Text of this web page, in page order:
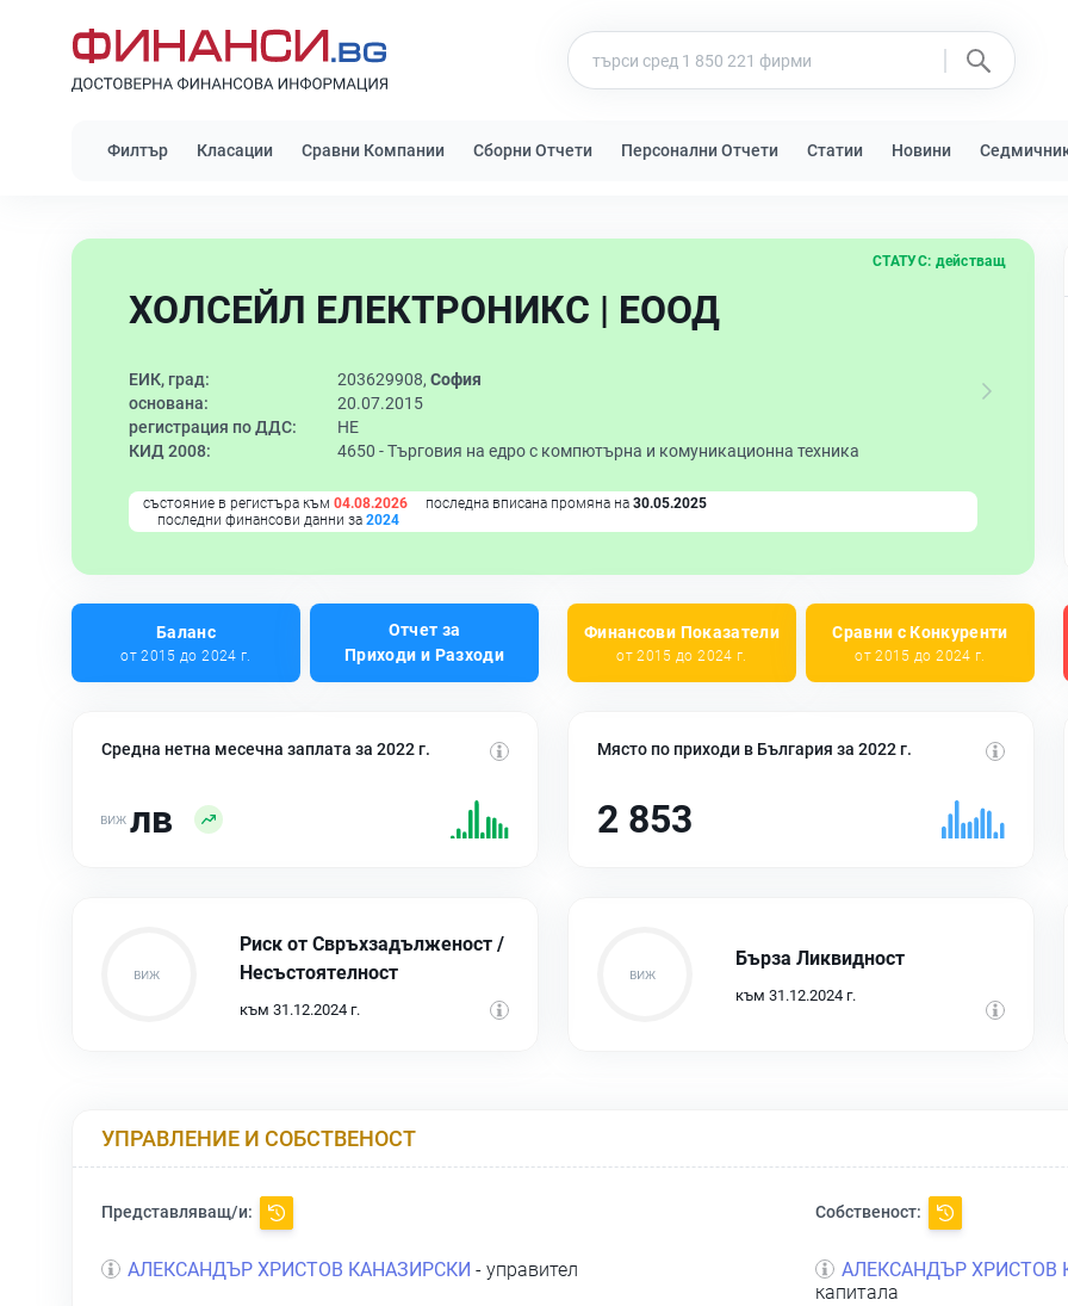
Филтър Класации Сравни Компании Сборни Отчети Персонални Отчети Статии Новини
ХОЛСЕЙЛ ЕЛЕКТРОНИКС | ЕООД
СТАТУС: действащ
ЕИК, град: 203629908, София
основана:
20.07.2015
регистрация по ДДС:
НЕ
КИД 2008:
4650 -Търговия на едро с компютърна и комуникационна техника
състояние в регистъра към 04.08.2026 последна вписана промяна на 30.05.2025
последни финансови данни за 2024
Баланс
от 2015 до 2024 г.
Отчет за
Приходи и Разходи
Финансови Показатели
от 2015 до 2024 г.
Сравни с Конкуренти
от 2015 до 2024 г.
Средна нетна месечна заплата за 2022 г.
лв
Място по приходи в България за 2022 г.
2 853
Риск от Свръхзадълженост /
Несъстоятелност
към 31.12.2024 г.
Бърза Ликвидност
към 31.12.2024 г.
УПРАВЛЕНИЕ И СОБСТВЕНОСТ
Представляващ/и:
АЛЕКСАНДЪР ХРИСТОВ КАНАЗИРСКИ - управител
Собственост:
АЛЕКСАНДЪР ХРИСТОВ
капитала